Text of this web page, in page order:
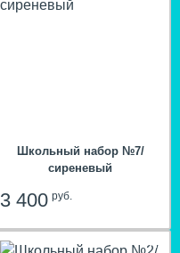
Школьный набор №7/
сиреневый
3 400руб.